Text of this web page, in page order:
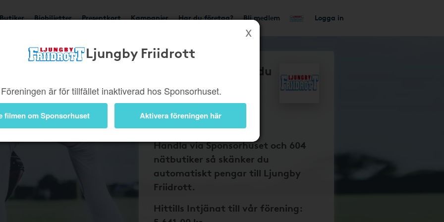
Butiker Biobiljetter Presentkort Kampanjer Har du företag? Bli medlem Logga in
Ljungby Friidrott
Föreningen är för tillfället inaktiverad hos Sponsorhuset.
filmen om Sponsorhuset Aktivera föreningen här
Bli medlem så får du
Friidrott pengar
tillbaka på dina
nätköp
Handla via Sponsorhuset och 604
nätbutiker så skänker du
automatiskt pengar till Ljungby
Friidrott.
Hittills Intjänat till vår förening: